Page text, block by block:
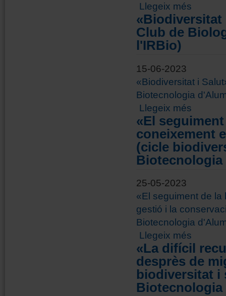
Llegeix més
«Biodiversitat
Club de
l'IRBio)
15-06-2023
«Biodiversitat i
Biotecnologia
Llegeix més
«El
coneixement
(cicle
25-05-2023
«El seguiment de
gestió i la
Biotecnologia
Llegeix més
«La difícil
desprès de
biodiversitat i